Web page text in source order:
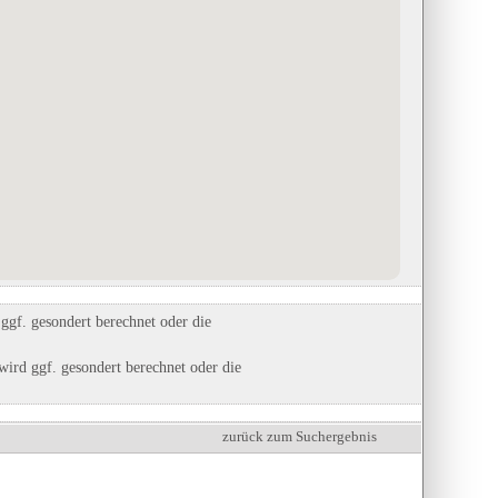
gesondert berechnet oder die
ggf. gesondert berechnet oder die
zurück zum Suchergebnis